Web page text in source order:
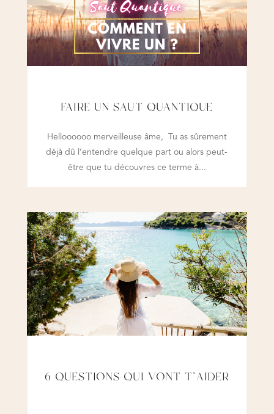
FAIRE UN SAUT QUANTIQUE
Helloooooo merveilleuse âme, Tu as sûrement
déjà dû l’entendre quelque part ou alors peut-
être que tu découvres ce terme à...
6 QUESTIONS QUI VONT T’AIDER